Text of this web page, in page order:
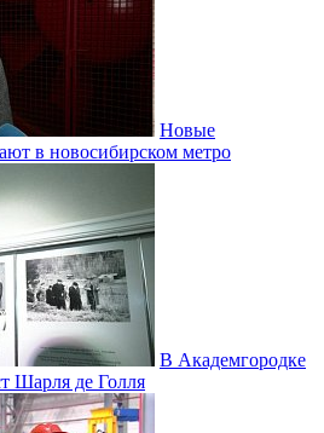
Новые
в новосибирском метро
В Академгородке
Шарля де Голля